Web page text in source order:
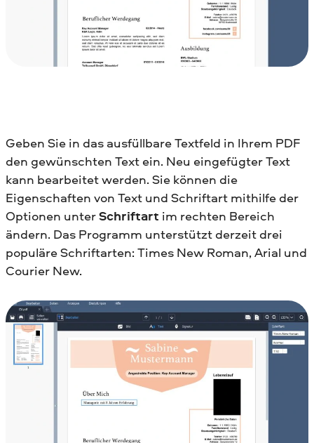
Geben Sie in das ausfüllbare Textfeld in Ihrem PDF
den gewünschten Text ein. Neu eingefügter Text
kann bearbeitet werden. Sie können die
Eigenschaften von Text und Schriftart mithilfe der
Optionen unterSchriftart im rechten Bereich
ändern. Das Programm unterstützt derzeit drei
populäre Schriftarten: Times New Roman, Arial und
Courier New.